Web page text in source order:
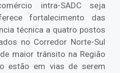
intra-SADC seja
fortalecimento das
técnica a quatro postos
no Corredor Norte-Sul
maior trânsito na Região
estão em vias de serem